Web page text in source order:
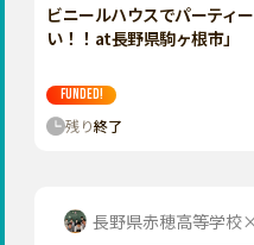
ビニールハウスでパーティ
い！！at長野県駒ヶ根市」
FUNDED!
残り終了
長野県赤穂高等学校